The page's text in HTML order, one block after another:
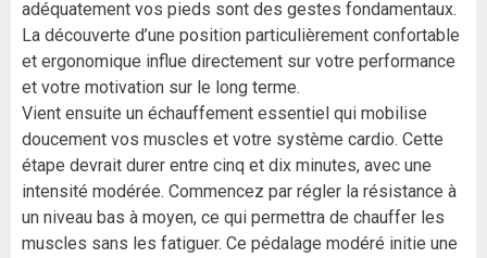
adéquatement vos pieds sont des gestes fondamentaux.
La découverte d’une position particulièrement confortable
et ergonomique influe directement sur votre performance
et votre motivation sur le long terme.
Vient ensuite un échauffement essentiel qui mobilise
doucement vos muscles et votre système cardio. Cette
étape devrait durer entre cinq et dix minutes, avec une
intensité modérée. Commencez par régler la résistance à
un niveau bas à moyen, ce qui permettra de chauffer les
muscles sans les fatiguer. Ce pédalage modéré initie une